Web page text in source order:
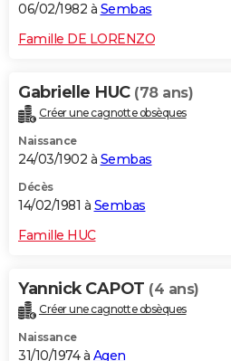
06/02/1982 à Sembas
Famille DE LORENZO
Gabrielle HUC (78 ans)
Créer une cagnotte obsèques
Naissance
24/03/1902 à Sembas
Décès
14/02/1981 à Sembas
Famille HUC
Yannick CAPOT (4 ans)
Créer une cagnotte obsèques
Naissance
31/10/1974 à Agen